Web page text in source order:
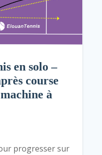
en solo –
course
à
progresser sur